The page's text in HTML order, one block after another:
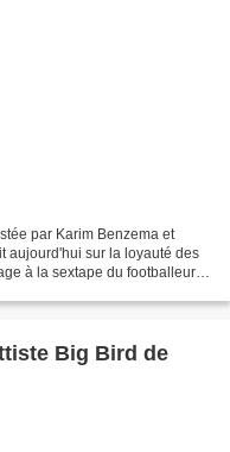
par Karim Benzema et
aujourd'hui sur la loyauté des
à la sextape du footballeur
Big Bird de